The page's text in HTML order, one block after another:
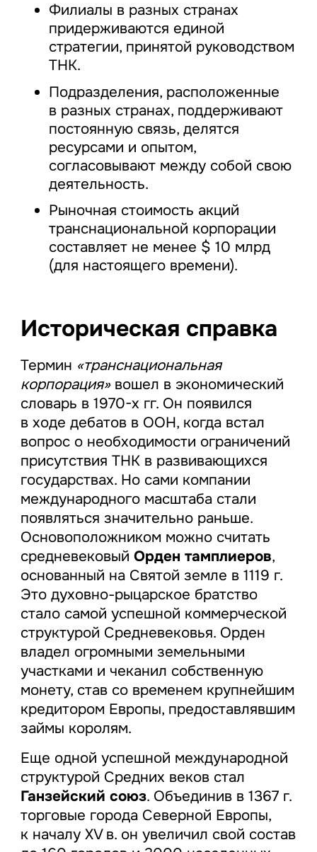
Филиалы в разных странах
придерживаются единой
стратегии, принятой руководством
ТНК.
Подразделения, расположенные
в разных странах, поддерживают
постоянную связь, делятся
ресурсами и опытом,
согласовывают между собой свою
деятельность.
Рыночная стоимость акций
транснациональной корпорации
составляет не менее $ 10 млрд
(для настоящего времени).
Историческая справка
Термин «транснациональная
корпорация»вошел в экономический
словарь в 1970-х гг. Он появился
в ходе дебатов в ООН, когда встал
вопрос о необходимости ограничений
присутствия ТНК в развивающихся
государствах. Но сами компании
международного масштаба стали
появляться значительно раньше.
Основоположником можно считать
средневековый Орден тамплиеров,
основанный на Святой земле в 1119 г.
Это духовно-рыцарское братство
стало самой успешной коммерческой
структурой Средневековья. Орден
владел огромными земельными
участками и чеканил собственную
монету, став со временем крупнейшим
кредитором Европы, предоставлявшим
займы королям.
Еще одной успешной международной
структурой Средних веков стал
Ганзейский союз. Объединив в 1367 г.
торговые города Северной Европы,
к началу XV в. он увеличил свой состав